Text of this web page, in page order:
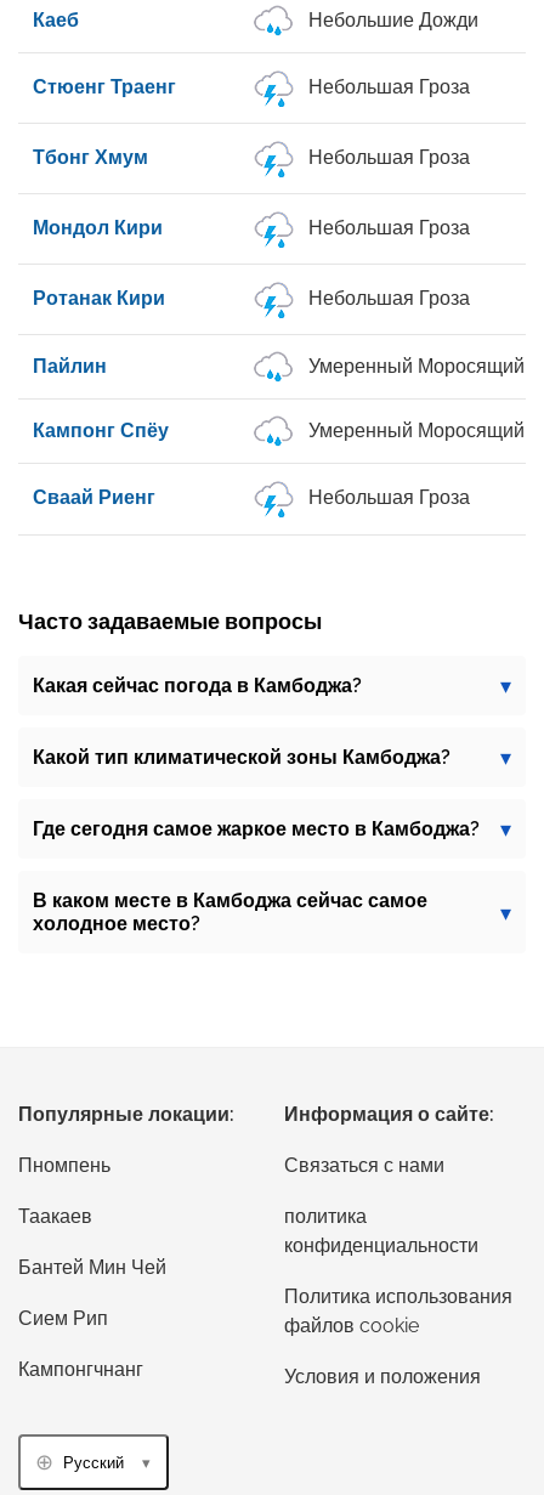
Каеб Небольшие Дожди
Стюенг Траенг Небольшая Гроза
Тбонг Хмум Небольшая Гроза
Мондол Кири Небольшая Гроза
Ротанак Кири Небольшая Гроза
Пайлин Умеренный Моросящий
Кампонг Спёу Умеренный Моросящий
Сваай Риенг Небольшая Гроза
Часто задаваемые вопросы
Какая сейчас погода в Камбоджа?
Какой тип климатической зоны Камбоджа?
Где сегодня самое жаркое место в Камбоджа?
В каком месте в Камбоджа сейчас самое
холодное место?
Популярные локации:
Пномпень
Таакаев
Бантей Мин Чей
Сием Рип
Кампонгчнанг
Информация о сайте:
Связаться с нами
политика
конфиденциальности
Политика использования
файлов cookie
Условия и положения
Русский